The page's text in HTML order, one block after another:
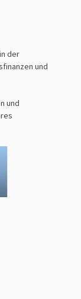
der
und
und